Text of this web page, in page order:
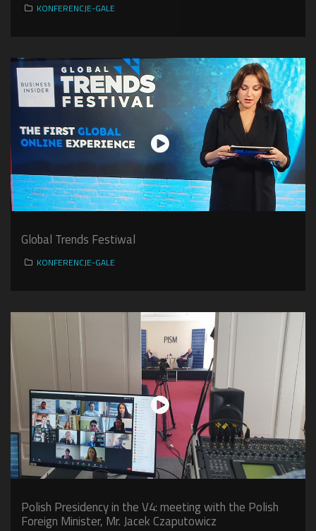
KONFERENCJE-GALE
Global Trends Festiwal
KONFERENCJE-GALE
Polish Presidency in the V4: meeting with the Polish
Foreign Minister, Mr. Jacek Czaputowicz